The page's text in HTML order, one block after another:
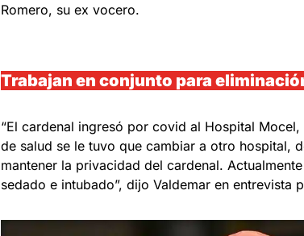
Romero, su ex vocero.
Trabajan en conjunto para
“El cardenal ingresó por covid al Hospital
de salud se le tuvo que cambiar a otro hospital,
mantener la privacidad del cardenal.
sedado e intubado”, dijo Valdemar en entrevista